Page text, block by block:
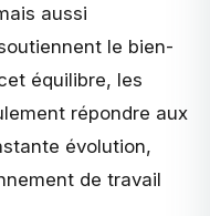
aussi
le bien-
équilibre, les
répondre aux
évolution,
de travail